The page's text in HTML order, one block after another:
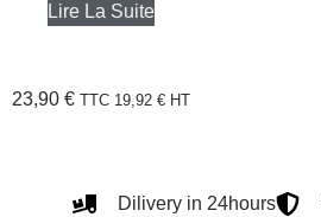
Lire La Suite
23,90 € TTC 19,92 € HT
Dilivery in 24hours